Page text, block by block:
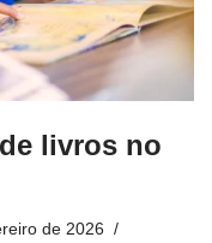
livros no
de 2026